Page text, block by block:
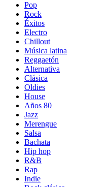
Pop
Rock
Éxitos
Electro
Chillout
Música latina
Reggaetón
Alternativa
Clásica
Oldies
House
Años 80
Jazz
Merengue
Salsa
Bachata
Hip hop
R&B
Rap
Indie